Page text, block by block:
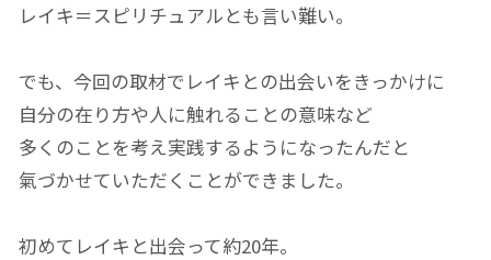
レイキ＝スピリチュアルとも言い難い。
でも、今回の取材でレイキとの出会いをきっかけに
自分の在り方や人に触れることの意味など
多くのことを考え実践するようになったんだと
氣づかせていただくことができました。
初めてレイキと出会って約20年。